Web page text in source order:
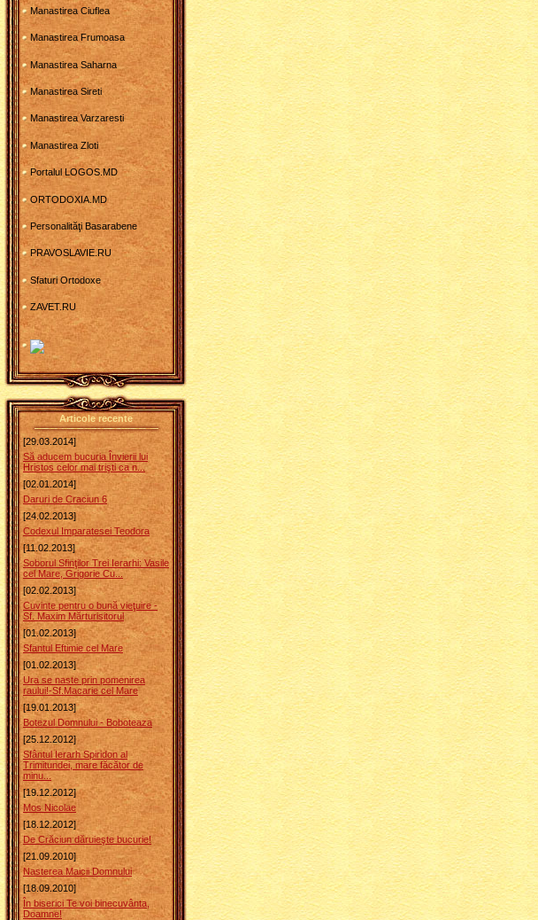
Manastirea Ciuflea
Manastirea Frumoasa
Manastirea Saharna
Manastirea Sireti
Manastirea Varzaresti
Manastirea Zloti
Portalul LOGOS.MD
ORTODOXIA.MD
Personalităţi Basarabene
PRAVOSLAVIE.RU
Sfaturi Ortodoxe
ZAVET.RU
Articole recente
[29.03.2014]
Să aducem bucuria Învierii lui
Hristos celor mai trişti ca n...
[02.01.2014]
Daruri de Craciun 6
[24.02.2013]
Codexul Imparatesei Teodora
[11.02.2013]
Soborul Sfinţilor Trei Ierarhi: Vasile
cel Mare, Grigorie Cu...
[02.02.2013]
Cuvinte pentru o bună vieţuire -
Sf. Maxim Mărturisitorul
[01.02.2013]
Sfantul Eftimie cel Mare
[01.02.2013]
Ura se naste prin pomenirea
raului!-Sf.Macarie cel Mare
[19.01.2013]
Botezul Domnului - Boboteaza
[25.12.2012]
Sfântul Ierarh Spiridon al
Trimitundei, mare făcător de
minu...
[19.12.2012]
Mos Nicolae
[18.12.2012]
De Crăciun dăruieşte bucurie!
[21.09.2010]
Nasterea Maicii Domnului
[18.09.2010]
În biserici Te voi binecuvânta,
Doamne!